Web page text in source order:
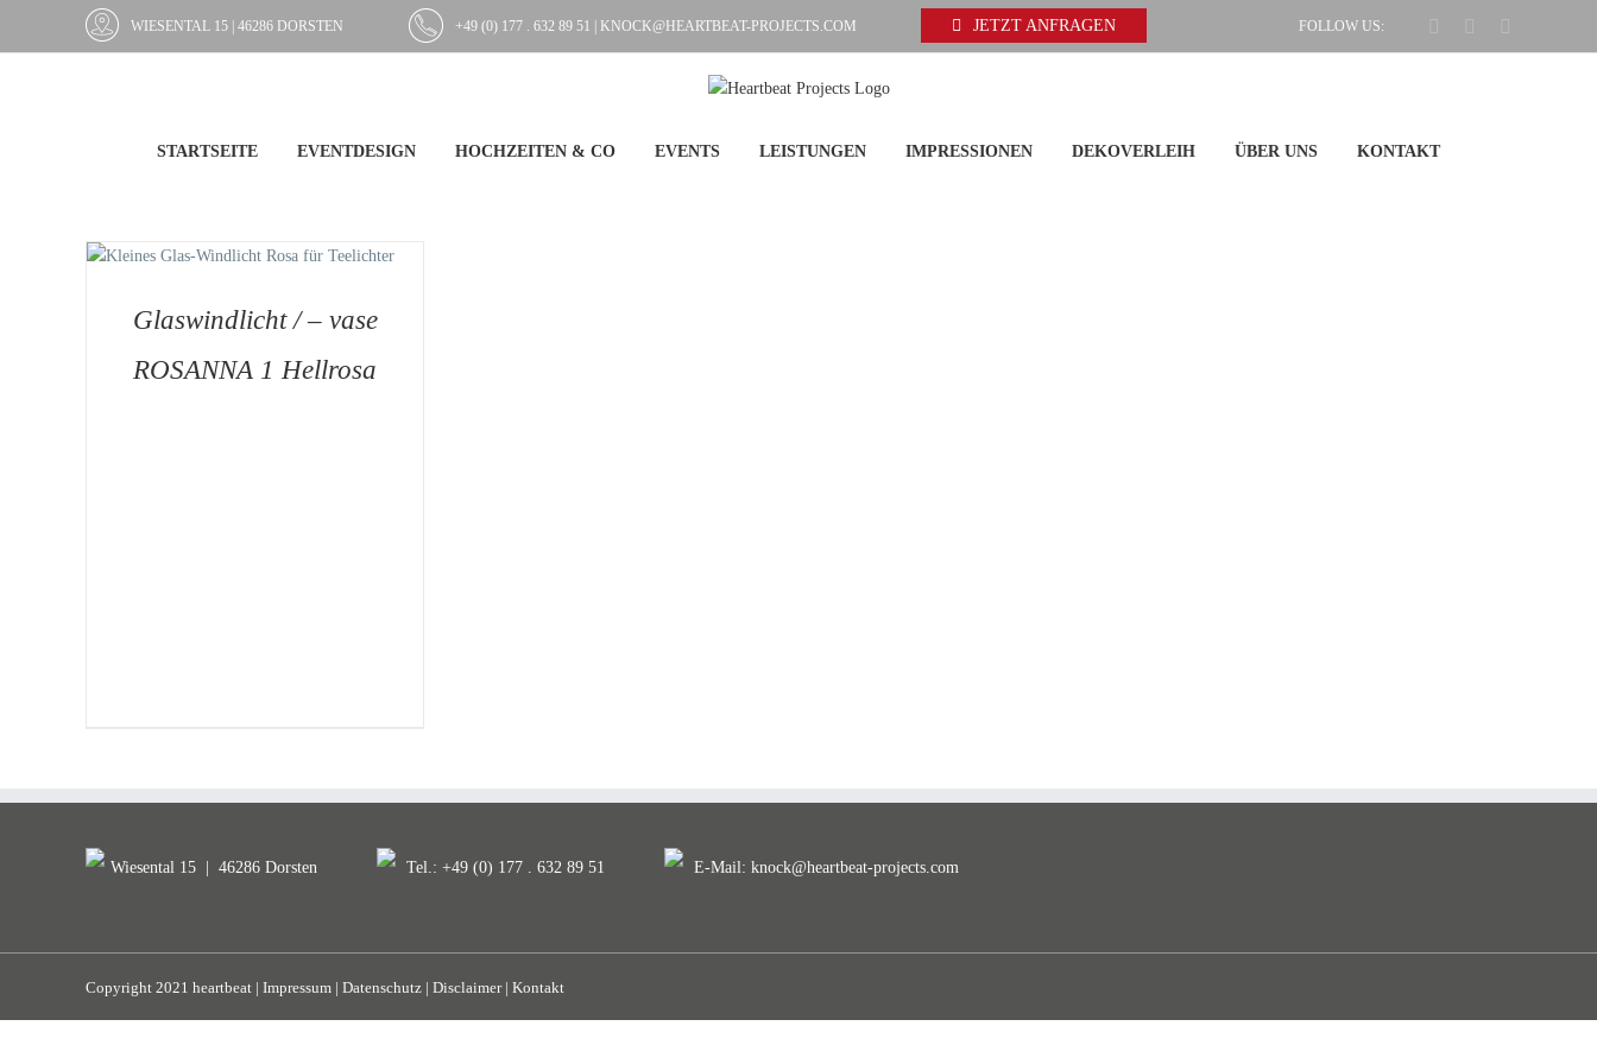
WIESENTAL 15 | 46286 DORSTEN +49 (0) 177 . 632 89 51 | KNOCK@HEARTBEAT-PROJECTS.COM JETZT ANFRAGEN FOLLOW US:
STARTSEITE EVENTDESIGN HOCHZEITEN & CO EVENTS LEISTUNGEN IMPRESSIONEN DEKOVERLEIH ÜBER UNS KONTAKT
Glaswindlicht / – vase
ROSANNA 1 Hellrosa
Wiesental 15 46286 Dorsten Tel.: +49 (0) 177 . 632 89 51 E-Mail: knock@heartbeat-projects.com
Copyright 2021 heartbeat | Impressum | Datenschutz | Disclaimer| Kontakt